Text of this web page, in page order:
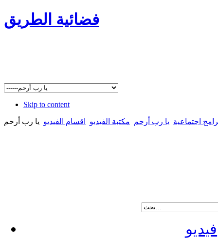
فضائية الطريق
Skip to content
اجتماعية يا رب أرحم مكتبة الفيديو اقسام الفيديو يا رب أرحم
فيديو